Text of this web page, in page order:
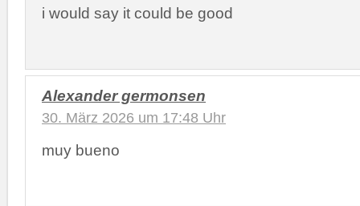
i would say it could be good
Alexander germonsen
30. März 2026 um 17:48 Uhr
muy bueno